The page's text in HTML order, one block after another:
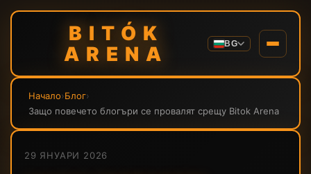
BITÓK
ARENA
BG
Начало›Блог›
Защо повечето блогъри се провалят срещу Bitok Arena
29 ЯНУАРИ 2026